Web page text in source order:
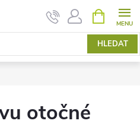
HLEDAT
NÁKUPNÍ
KOŠÍK
otočné